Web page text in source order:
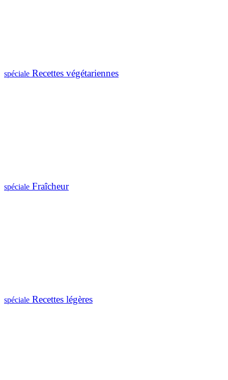
spéciale Recettes végétariennes
spéciale Fraîcheur
spéciale Recettes légères